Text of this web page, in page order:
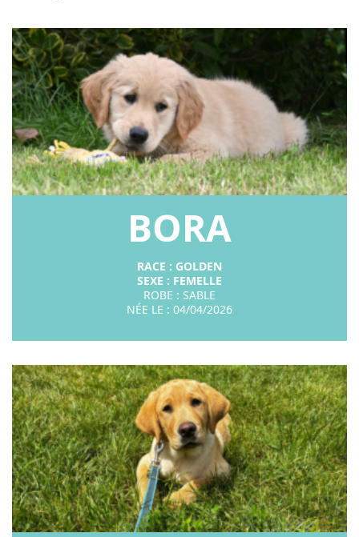
BORA
RACE : GOLDEN
SEXE : FEMELLE
ROBE : SABLE
NÉE LE : 04/04/2026